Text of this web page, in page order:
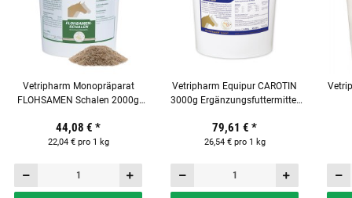
Vetripharm Monopräparat
FLOHSAMEN Schalen 2000g
44,08 € *
22,04 € pro 1 kg
Vetripharm Equipur CAROTIN
3000g Ergänzungsfuttermittel
79,61 € *
26,54 € pro 1 kg